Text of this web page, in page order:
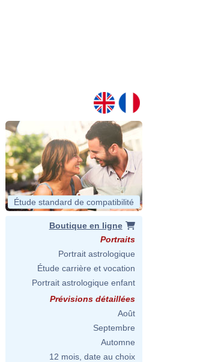
Étude standard de compatibilité
Boutique en ligne
Portraits
Portrait astrologique
Étude carrière et vocation
Portrait astrologique enfant
Prévisions détaillées
Août
Septembre
Automne
12 mois, date au choix